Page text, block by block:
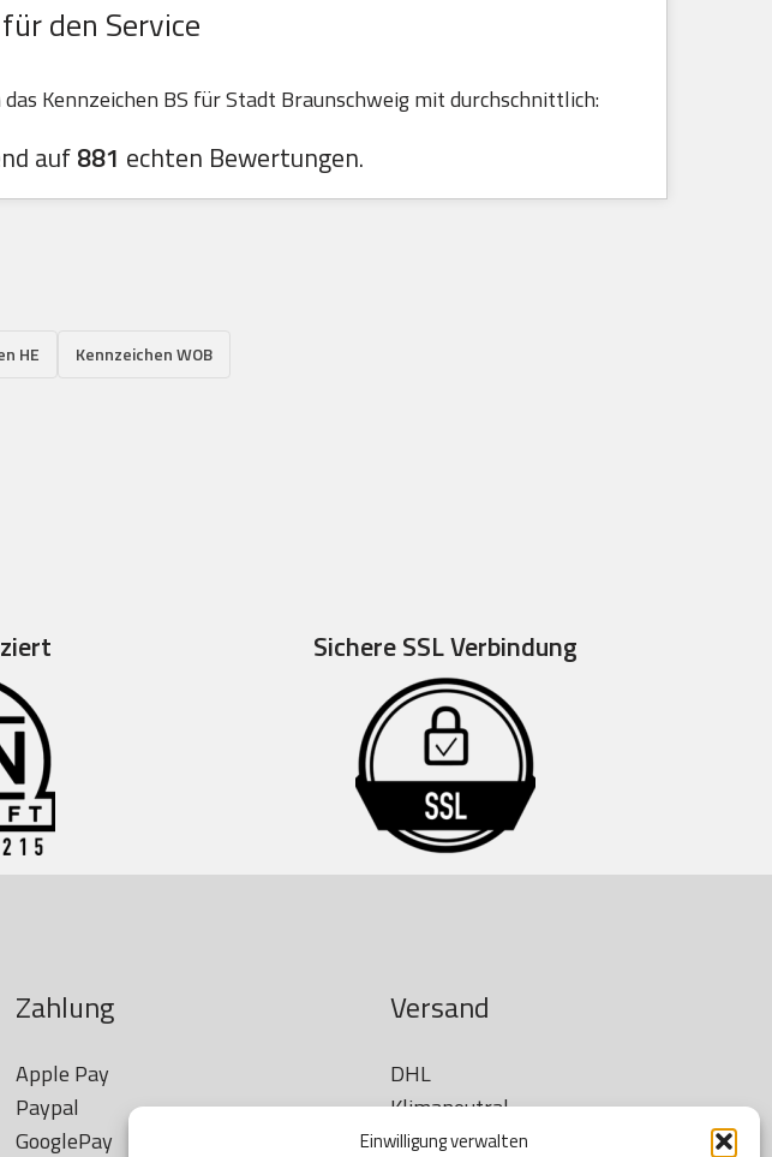
Einwilligung verwalten
den Service
Kennzeichen BS für Stadt Braunschweig mit durchschnittlich:
auf881 echten Bewertungen.
HE Kennzeichen WOB
Sichere SSL Verbindung
Zahlung
Apple Pay
Paypal
GooglePay
Versand
DHL
Klimaneutral